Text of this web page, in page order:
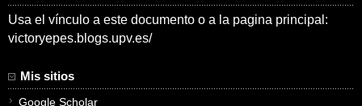
Usa el vínculo a este documento o a la pagina principal:
victoryepes.blogs.upv.es/
Mis sitios
Google Scholar